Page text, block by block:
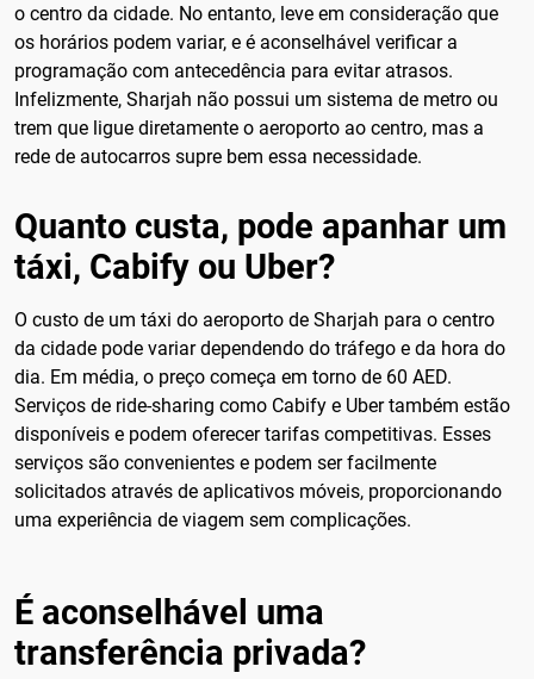
o centro da cidade. No entanto, leve em consideração que
os horários podem variar, e é aconselhável verificar a
programação com antecedência para evitar atrasos.
Infelizmente, Sharjah não possui um sistema de metro ou
trem que ligue diretamente o aeroporto ao centro, mas a
rede de autocarros supre bem essa necessidade.
Quanto custa, pode apanhar um
táxi, Cabify ou Uber?
O custo de um táxi do aeroporto de Sharjah para o centro
da cidade pode variar dependendo do tráfego e da hora do
dia. Em média, o preço começa em torno de 60 AED.
Serviços de ride-sharing como Cabify e Uber também estão
disponíveis e podem oferecer tarifas competitivas. Esses
serviços são convenientes e podem ser facilmente
solicitados através de aplicativos móveis, proporcionando
uma experiência de viagem sem complicações.
É aconselhável uma
transferência privada?